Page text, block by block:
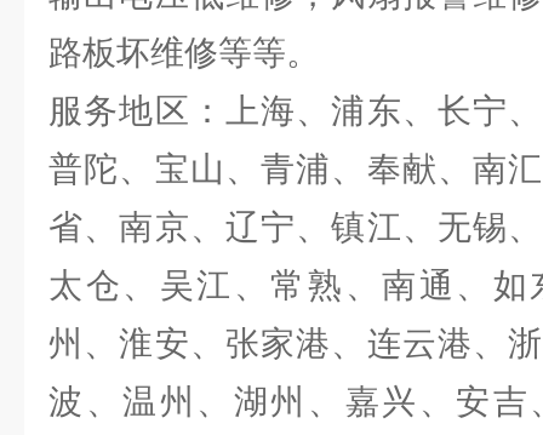
路板坏维修等等。
服务地区：上海、浦东、长宁
普陀、宝山、青浦、奉献、南
省、南京、辽宁、镇江、无锡
太仓、吴江、常熟、南通、
州、淮安、张家港、连云港、
波、温州、湖州、嘉兴、安吉